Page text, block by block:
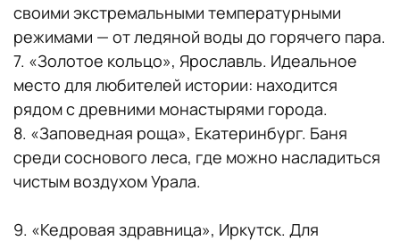
своими экстремальными температурными
режимами — от ледяной воды до горячего пара.
7. «Золотое кольцо», Ярославль. Идеальное
место для любителей истории: находится
рядом с древними монастырями города.
8. «Заповедная роща», Екатеринбург. Баня
среди соснового леса, где можно насладиться
чистым воздухом Урала.
9. «Кедровая здравница», Иркутск. Для